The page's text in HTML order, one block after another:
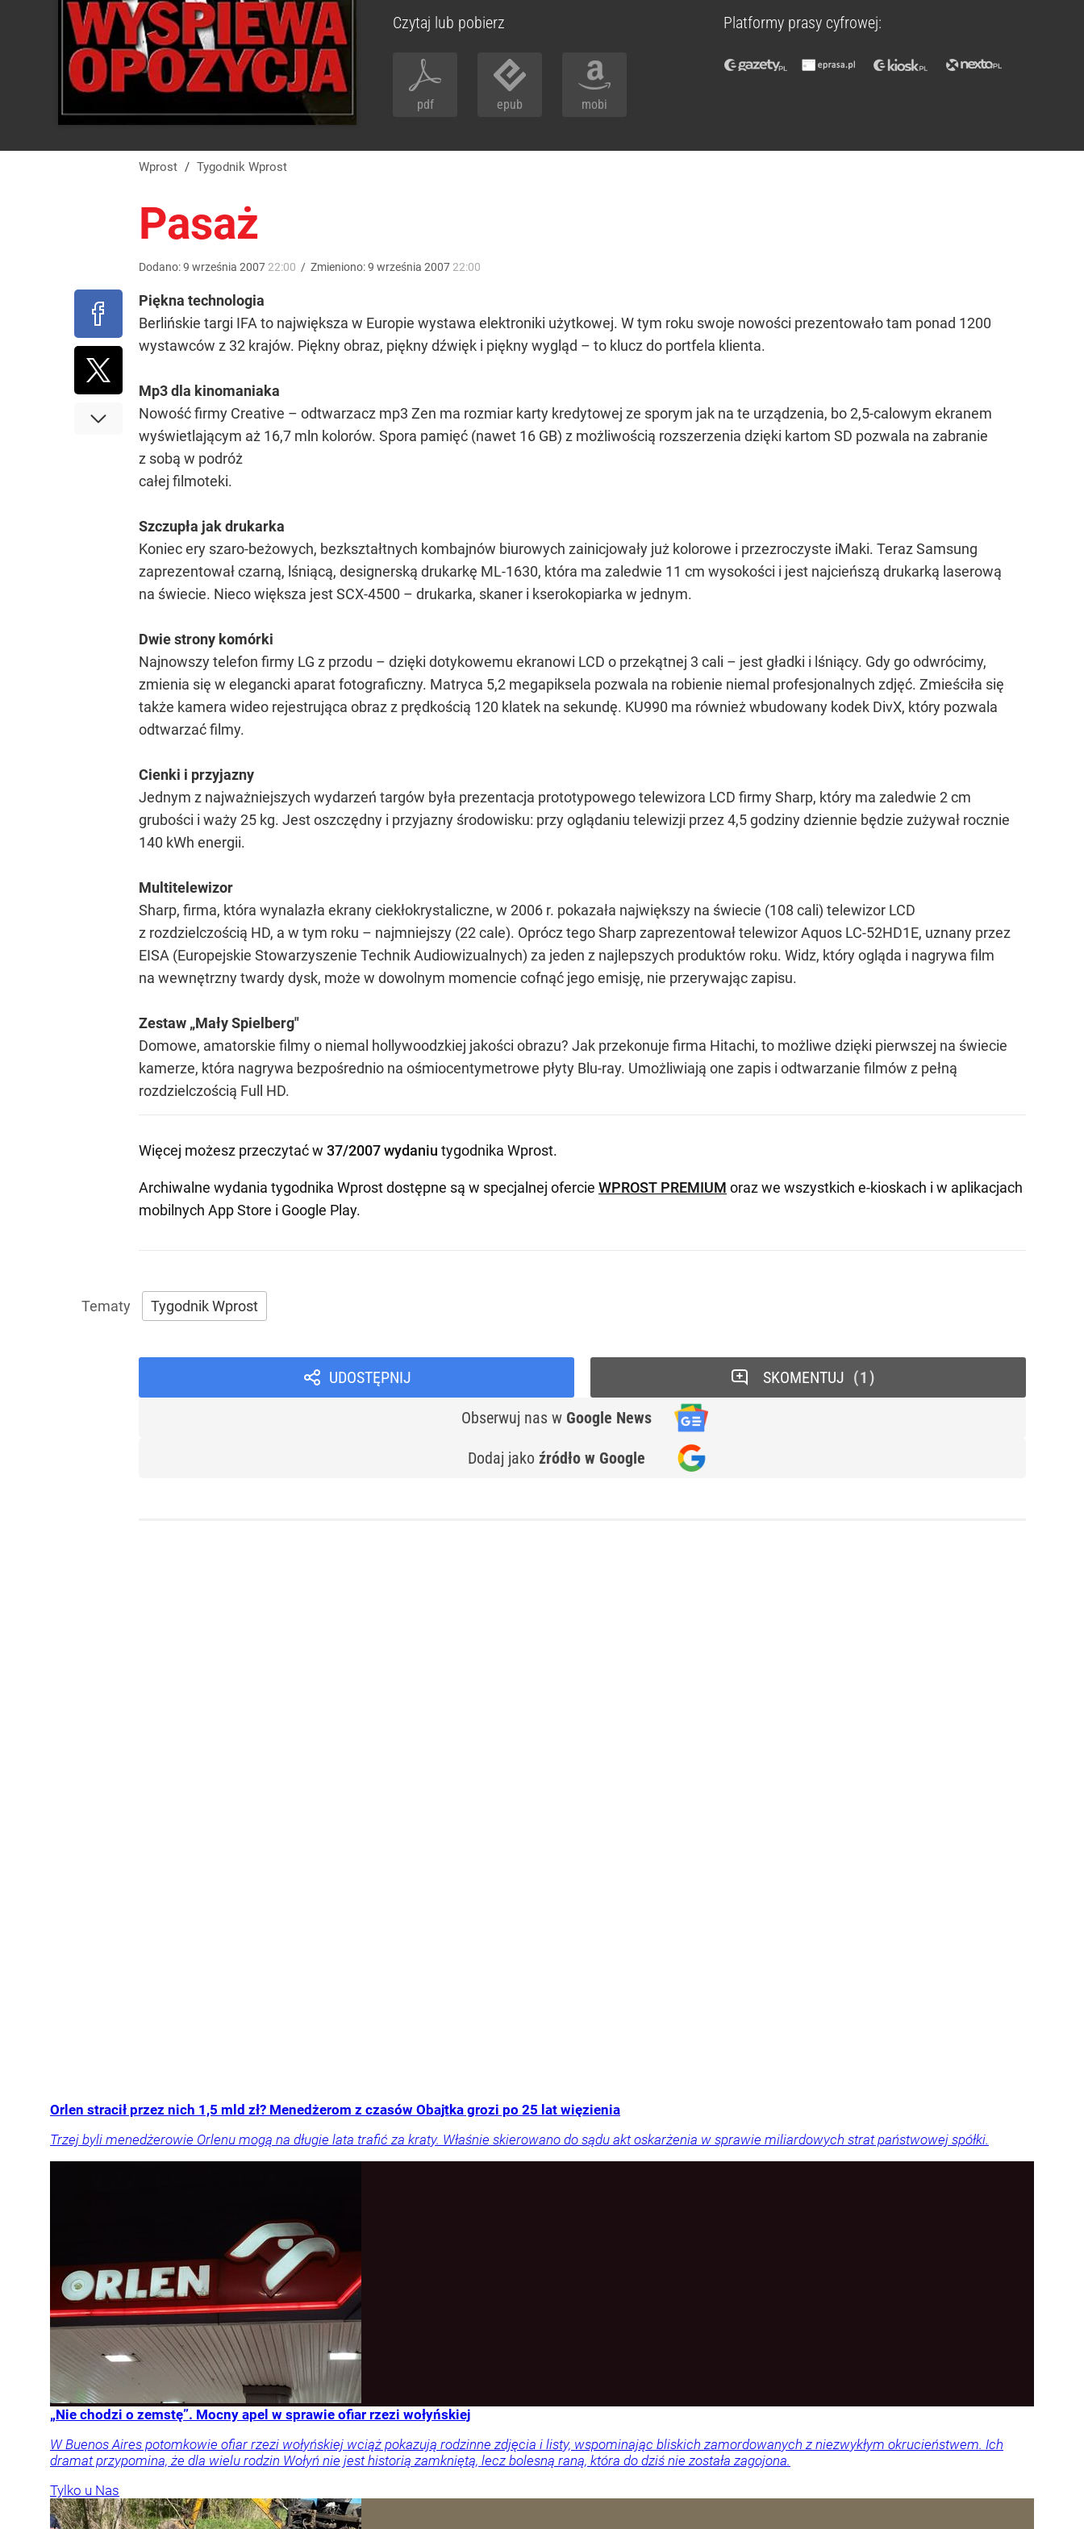
Czytaj lub pobierz
pdf epub mobi
Platformy prasy cyfrowej:
Wprost / Tygodnik Wprost
Pasaż
Dodano:9 września 2007 22:00 / Zmieniono:9 września 2007 22:00
Piękna technologia
Berlińskie targi IFA to największa w Europie wystawa elektroniki użytkowej. W tym roku swoje nowości prezentowało tam ponad 1200
wystawców z 32 krajów. Piękny obraz, piękny dźwięk i piękny wygląd – to klucz do portfela klienta.
Mp3 dla kinomaniaka
Nowość firmy Creative – odtwarzacz mp3 Zen ma rozmiar karty kredytowej ze sporym jak na te urządzenia, bo 2,5-calowym ekranem
wyświetlającym aż 16,7 mln kolorów. Spora pamięć (nawet 16 GB) z możliwością rozszerzenia dzięki kartom SD pozwala na zabranie
z sobą w podróż
całej filmoteki.
Szczupła jak drukarka
Koniec ery szaro-beżowych, bezkształtnych kombajnów biurowych zainicjowały już kolorowe i przezroczyste iMaki. Teraz Samsung
zaprezentował czarną, lśniącą, designerską drukarkę ML-1630, która ma zaledwie 11 cm wysokości i jest najcieńszą drukarką laserową
na świecie. Nieco większa jest SCX-4500 – drukarka, skaner i kserokopiarka w jednym.
Dwie strony komórki
Najnowszy telefon firmy LG z przodu – dzięki dotykowemu ekranowi LCD o przekątnej 3 cali – jest gładki i lśniący. Gdy go odwrócimy,
zmienia się w elegancki aparat fotograficzny. Matryca 5,2 megapiksela pozwala na robienie niemal profesjonalnych zdjęć. Zmieściła się
także kamera wideo rejestrująca obraz z prędkością 120 klatek na sekundę. KU990 ma również wbudowany kodek DivX, który pozwala
odtwarzać filmy.
Cienki i przyjazny
Jednym z najważniejszych wydarzeń targów była prezentacja prototypowego telewizora LCD firmy Sharp, który ma zaledwie 2 cm
grubości i waży 25 kg. Jest oszczędny i przyjazny środowisku: przy oglądaniu telewizji przez 4,5 godziny dziennie będzie zużywał rocznie
140 kWh energii.
Multitelewizor
Sharp, firma, która wynalazła ekrany ciekłokrystaliczne, w 2006 r. pokazała największy na świecie (108 cali) telewizor LCD
z rozdzielczością HD, a w tym roku – najmniejszy (22 cale). Oprócz tego Sharp zaprezentował telewizor Aquos LC-52HD1E, uznany przez
EISA (Europejskie Stowarzyszenie Technik Audiowizualnych) za jeden z najlepszych produktów roku. Widz, który ogląda i nagrywa film
na wewnętrzny twardy dysk, może w dowolnym momencie cofnąć jego emisję, nie przerywając zapisu.
Zestaw „Mały Spielberg"
Domowe, amatorskie filmy o niemal hollywoodzkiej jakości obrazu? Jak przekonuje firma Hitachi, to możliwe dzięki pierwszej na świecie
kamerze, która nagrywa bezpośrednio na ośmiocentymetrowe płyty Blu-ray. Umożliwiają one zapis i odtwarzanie filmów z pełną
rozdzielczością Full HD.
Więcej możesz przeczytać w 37/2007 wydaniu tygodnika Wprost.
Archiwalne wydania tygodnika Wprost dostępne są w specjalnej ofercie WPROST PREMIUM oraz we wszystkich e-kioskach i w aplikacjach
mobilnych App Store i Google Play.
Tygodnik Wprost
UDOSTĘPNIJ
Obserwuj nas w Google News
Dodaj jako źródło w Google
SKOMENTUJ 1
Orlen stracił przez nich 1,5 mld zł? Menedżerom z czasów Obajtka grozi po 25 lat więzienia
Trzej byli menedżerowie Orlenu mogą na długie lata trafić za kraty. Właśnie skierowano do sądu akt oskarżenia w sprawie miliardowych strat państwowej spółki.
„Nie chodzi o zemstę”. Mocny apel w sprawie ofiar rzezi wołyńskiej
W Buenos Aires potomkowie ofiar rzezi wołyńskiej wciąż pokazują rodzinne zdjęcia i listy, wspominając bliskich zamordowanych z niezwykłym okrucieństwem. Ich
dramat przypomina, że dla wielu rodzin Wołyń nie jest historią zamkniętą, lecz bolesną raną, która do dziś nie została zagojona.
Tylko u Nas